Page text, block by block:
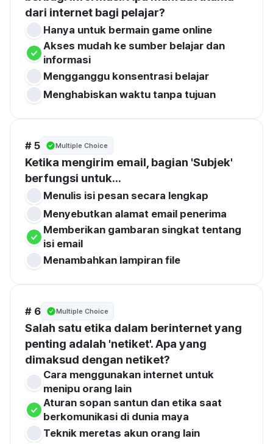
dari internet bagi pelajar?
Hanya untuk bermain game online
Akses mudah ke sumber belajar dan
informasi
Mengganggu konsentrasi belajar
Menghabiskan waktu tanpa tujuan
# 5 Multiple Choice
Ketika mengirim email, bagian 'Subjek'
berfungsi untuk...
Menulis isi pesan secara lengkap
Menyebutkan alamat email penerima
Memberikan gambaran singkat tentang
isi email
Menambahkan lampiran file
# 6 Multiple Choice
Salah satu etika dalam berinternet yang
penting adalah 'netiket'. Apa yang
dimaksud dengan netiket?
Cara menggunakan internet untuk
menipu orang lain
Aturan sopan santun dan etika saat
berkomunikasi di dunia maya
Teknik meretas akun orang lain